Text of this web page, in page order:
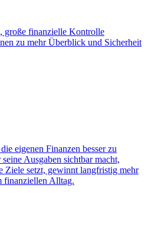
große finanzielle Kontrolle
zu mehr Überblick und Sicherheit
eigenen Finanzen besser zu
Ausgaben sichtbar macht,
Ziele setzt, gewinnt langfristig mehr
finanziellen Alltag.